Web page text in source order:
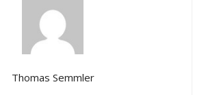
Thomas Semmler